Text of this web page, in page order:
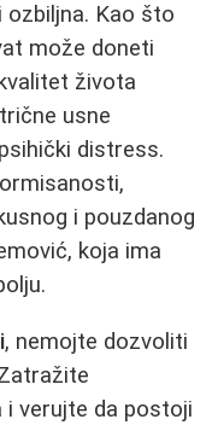
ozbiljna. Kao što
može doneti
života
usne
distress.
i pouzdanog
koja ima
, nemojte dozvoliti
i verujte da postoji